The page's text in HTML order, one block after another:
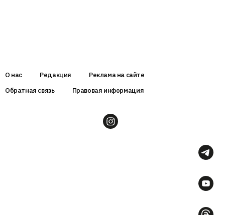
О нас Редакция
Реклама на сайте
Обратная связь
Правовая информация